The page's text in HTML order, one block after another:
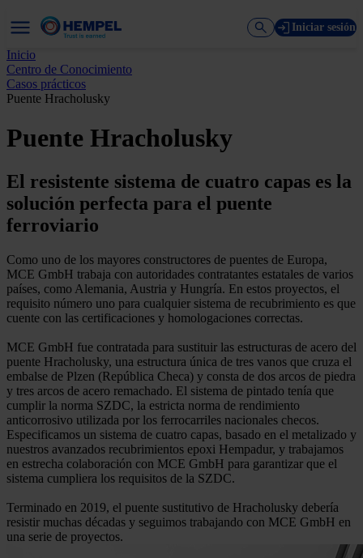
Iniciar sesión
Inicio
Centro de Conocimiento
Casos prácticos
Puente Hracholusky
Puente Hracholusky
El resistente sistema de cuatro capas es la
solución perfecta para el puente
ferroviario
Como uno de los mayores constructores de puentes de Europa,
MCE GmbH trabaja con autoridades contratantes estatales de varios
países, como Alemania, Austria y Hungría. En estos proyectos, el
requisito número uno para cualquier sistema de recubrimiento es que
cuente con las certificaciones y homologaciones correctas.
MCE GmbH fue contratada para sustituir las estructuras de acero del
puente Hracholusky, una estructura única de tres vanos que cruza el
embalse de Plzen (República Checa) y consta de dos arcos de piedra
y tres arcos de acero remachado. El sistema de pintado tenía que
cumplir la norma SZDC, la estricta norma de rendimiento
anticorrosivo utilizada por los ferrocarriles nacionales checos.
Especificamos un sistema de cuatro capas, basado en el metalizado y
nuestros avanzados recubrimientos epoxi Hempadur, y trabajamos
en estrecha colaboración con MCE GmbH para garantizar que el
sistema cumpliera los requisitos de la SZDC.
Terminado en 2019, el puente sustitutivo de Hracholusky debería
resistir muchas décadas y seguimos trabajando con MCE GmbH en
una serie de proyectos.